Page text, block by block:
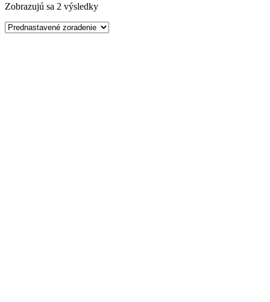
Zobrazujú sa 2 výsledky